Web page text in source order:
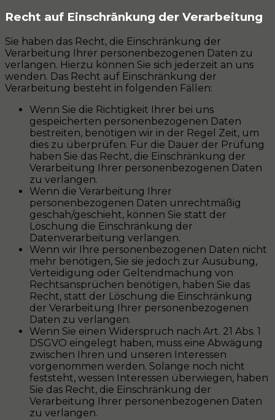
Recht auf Einschränkung der Verarbeitung
Sie haben das Recht, die Einschränkung der
Verarbeitung Ihrer personenbezogenen Daten zu
verlangen. Hierzu können Sie sich jederzeit an uns
wenden. Das Recht auf Einschränkung der
Verarbeitung besteht in folgenden Fällen:
Wenn Sie die Richtigkeit Ihrer bei uns
gespeicherten personenbezogenen Daten
bestreiten, benötigen wir in der Regel Zeit, um
dies zu überprüfen. Für die Dauer der Prüfung
haben Sie das Recht, die Einschränkung der
Verarbeitung Ihrer personenbezogenen Daten
zu verlangen.
Wenn die Verarbeitung Ihrer
personenbezogenen Daten unrechtmäßig
geschah/geschieht, können Sie statt der
Löschung die Einschränkung der
Datenverarbeitung verlangen.
Wenn wir Ihre personenbezogenen Daten nicht
mehr benötigen, Sie sie jedoch zur Ausübung,
Verteidigung oder Geltendmachung von
Rechtsansprüchen benötigen, haben Sie das
Recht, statt der Löschung die Einschränkung
der Verarbeitung Ihrer personenbezogenen
Daten zu verlangen.
Wenn Sie einen Widerspruch nach Art. 21 Abs. 1
DSGVO eingelegt haben, muss eine Abwägung
zwischen Ihren und unseren Interessen
vorgenommen werden. Solange noch nicht
feststeht, wessen Interessen überwiegen, haben
Sie das Recht, die Einschränkung der
Verarbeitung Ihrer personenbezogenen Daten
zu verlangen.